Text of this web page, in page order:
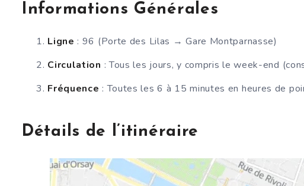
Informations Générales
Ligne : 96 (Porte des Lilas → Gare Montparnasse)
Circulation : Tous les jours, y compris le week-end
Fréquence : Toutes les 6 à 15 minutes en heures de
Détails de l’itinéraire